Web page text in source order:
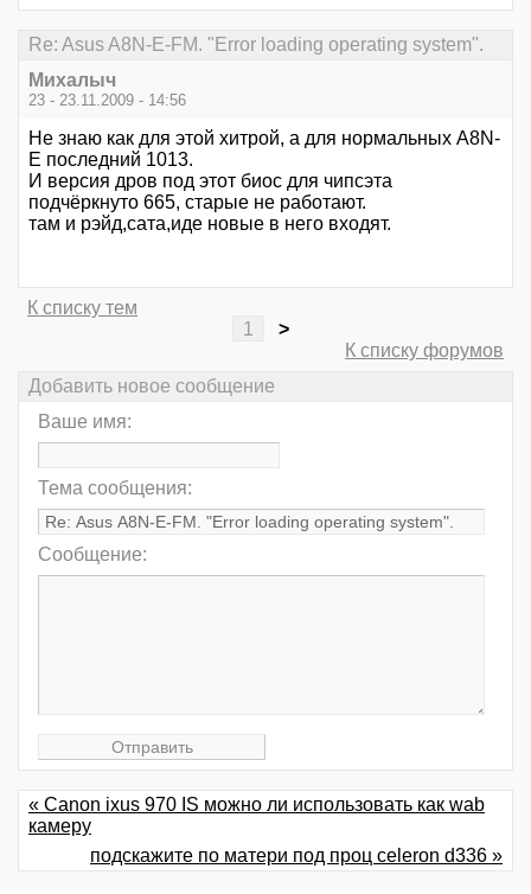
Re: Asus A8N-E-FM. "Error loading operating system".
Михалыч
23 - 23.11.2009 - 14:56
Не знаю как для этой хитрой, а для нормальных A8N-
E последний 1013.
И версия дров под этот биос для чипсэта
подчёркнуто 665, старые не работают.
там и рэйд,сата,иде новые в него входят.
К списку тем
1
>
К списку форумов
Добавить новое сообщение
Ваше имя:
Тема сообщения:
Сообщение:
« Canon ixus 970 IS можно ли использовать как wab
камеру
подскажите по матери под проц celeron d336 »